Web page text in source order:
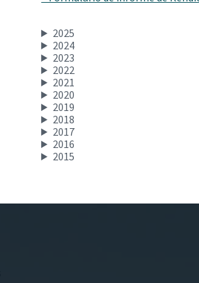
2025
2024
2023
2022
2021
2020
2019
2018
2017
2016
2015